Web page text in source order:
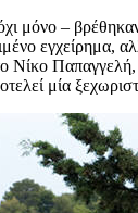
μόνο –
εγχείρημα,
Νίκο
μία